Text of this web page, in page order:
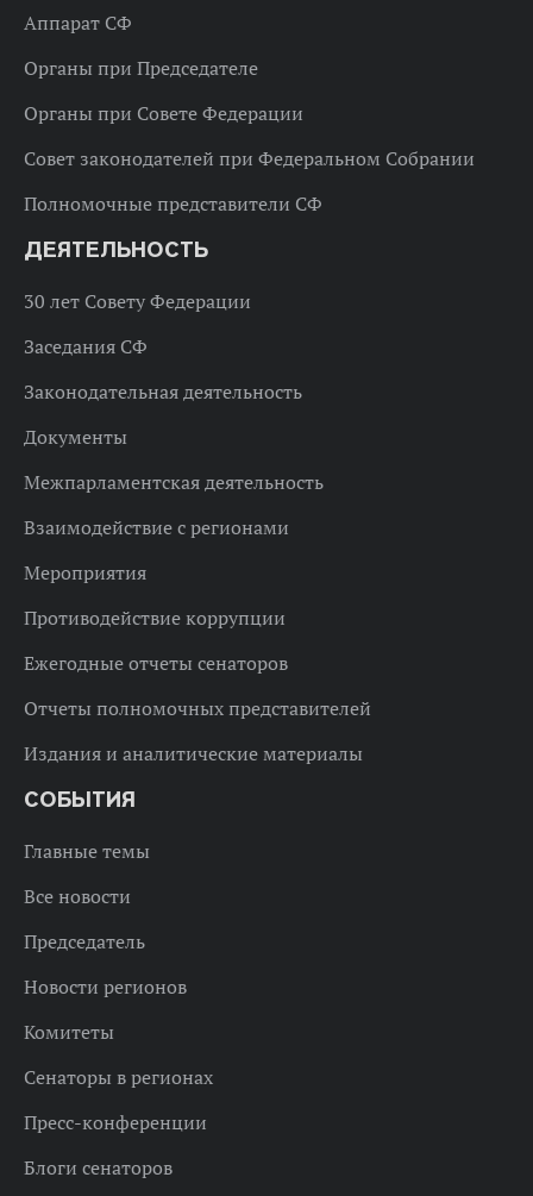
Аппарат СФ
Органы при Председателе
Органы при Совете Федерации
Совет законодателей при Федеральном Собрании
Полномочные представители СФ
ДЕЯТЕЛЬНОСТЬ
30 лет Совету Федерации
Заседания СФ
Законодательная деятельность
Документы
Межпарламентская деятельность
Взаимодействие с регионами
Мероприятия
Противодействие коррупции
Ежегодные отчеты сенаторов
Отчеты полномочных представителей
Издания и аналитические материалы
СОБЫТИЯ
Главные темы
Все новости
Председатель
Новости регионов
Комитеты
Сенаторы в регионах
Пресс-конференции
Блоги сенаторов